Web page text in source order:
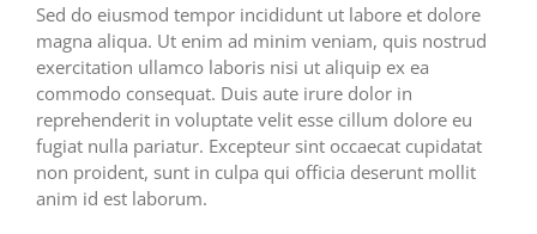
Sed do eiusmod tempor incididunt ut labore et dolore
magna aliqua. Ut enim ad minim veniam, quis nostrud
exercitation ullamco laboris nisi ut aliquip ex ea
commodo consequat. Duis aute irure dolor in
reprehenderit in voluptate velit esse cillum dolore eu
fugiat nulla pariatur. Excepteur sint occaecat cupidatat
non proident, sunt in culpa qui officia deserunt mollit
anim id est laborum.